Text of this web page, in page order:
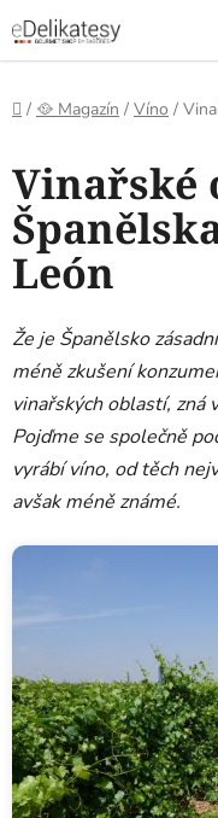
na
obsah
Domů
/ 🥘 Magazín / Víno /
Vinařské
León
Že je Španělsko
méně zkušení
vinařských oblastí, zná
Pojďme se společně
vyrábí víno, od těch
avšak méně známé.